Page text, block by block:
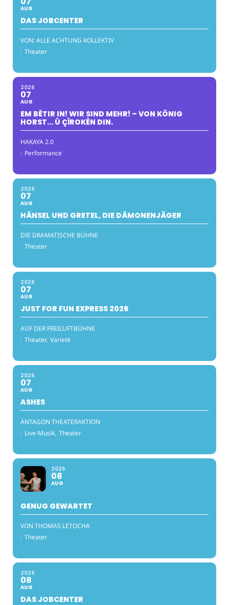
AUG
DAS JOBCENTER
VON: ALLE ACHTUNG KOLLEKTIV
: Theater
2026
07
AUG
EM BÊTIR IN! WIR SIND MEHR! – VON KÖNIG
HORST… Û ÇÎROKÊN DIN.
HAKAYA 2.0
: Performance
2026
07
AUG
HÄNSEL UND GRETEL, DIE DÄMONENJÄGER
DIE DRAMATISCHE BÜHNE
: Theater
2026
07
AUG
JUST FOR FUN EXPRESS 2026
AUF DER FREILUFTBÜHNE
: Theater, Varieté
2026
07
AUG
ASHES
ANTAGON THEATERAKTION
: Live-Musik, Theater
2026
08
AUG
GENUG GEWARTET
VON THOMAS LETOCHA
: Theater
2026
08
AUG
DAS JOBCENTER